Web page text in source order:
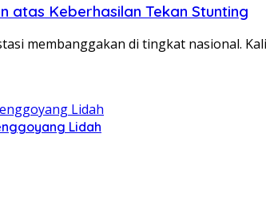
atas Keberhasilan Tekan Stunting
membanggakan di tingkat nasional.
Lidah